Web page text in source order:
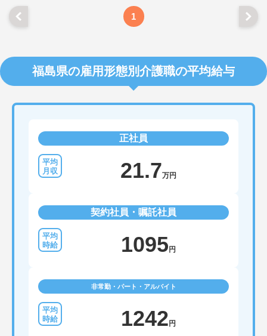
1
福島県の雇用形態別介護職の平均給与
正社員
21.7万円
契約社員・嘱託社員
1095 円
非常勤・パート・アルバイト
1242 円